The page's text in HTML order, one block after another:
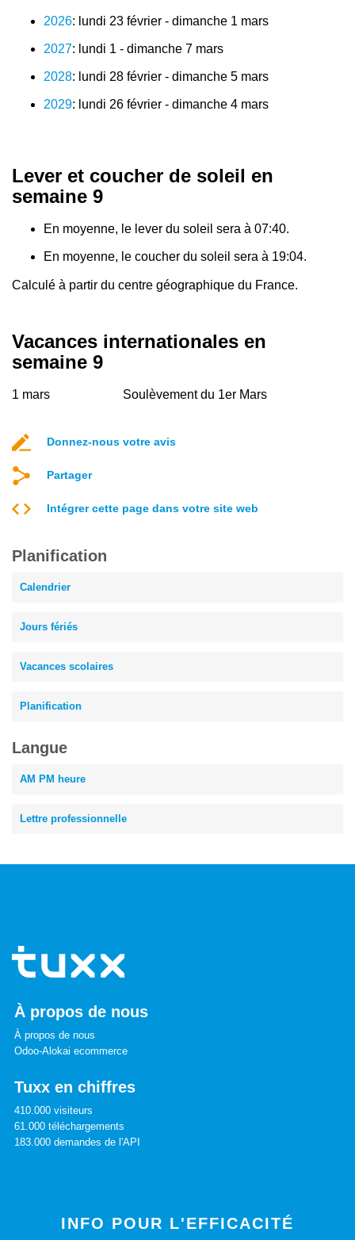
2026: lundi 23 février - dimanche 1 mars
2027: lundi 1 - dimanche 7 mars
2028: lundi 28 février - dimanche 5 mars
2029: lundi 26 février - dimanche 4 mars
Lever et coucher de soleil en
semaine 9
En moyenne, le lever du soleil sera à 07:40.
En moyenne, le coucher du soleil sera à 19:04.
Calculé à partir du centre géographique du France.
Vacances internationales en
semaine 9
1 mars Soulèvement du 1er Mars
Donnez-nous votre avis
Partager
Intégrer cette page dans votre site web
Planification
Calendrier
Jours fériés
Vacances scolaires
Planification
Langue
AM PM heure
Lettre professionnelle
À propos de nous
À propos de nous
Odoo-Alokai ecommerce
Tuxx en chiffres
410.000 visiteurs
61.000 téléchargements
183.000 demandes de l'API
INFO POUR L'EFFICACITÉ